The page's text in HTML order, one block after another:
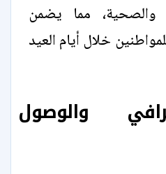
والصحية، مما يضمن
خلال أيام العيد
والوصول